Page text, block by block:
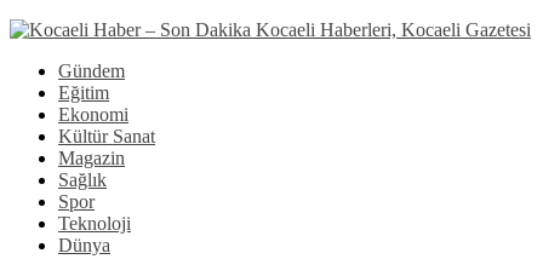
Gündem
Eğitim
Ekonomi
Kültür Sanat
Magazin
Sağlık
Spor
Teknoloji
Dünya